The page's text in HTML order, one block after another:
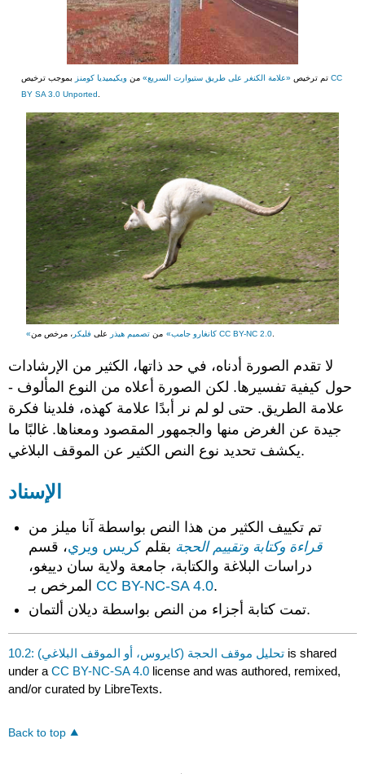
تم ترخيص «علامة الكنغر على طريق ستيوارت السريع» من ويكيميديا كومنز بموجب ترخيص CC
BY SA 3.0 Unported
«كانغارو جامب» من تصميم هيذر على فليكر CC BY-NC 2.0
لا تقدم الصورة أدناه، في حد ذاتها، الكثير من الإرشادات
حول كيفية تفسيرها. لكن الصورة أعلاه من النوع المألوف -
علامة الطريق. حتى لو لم نر أبدًا علامة كهذه، فلدينا فكرة
جيدة عن الغرض منها والجمهور المقصود ومعناها. غالبًا ما
يكشف تحديد نوع النص الكثير عن الموقف البلاغي.
الإسناد
تم تكييف الكثير من هذا النص بواسطة آنا ميلز من
قراءة وكتابة وتقييم الحجة بقلم كريس ويري، قسم
دراسات البلاغة والكتابة، جامعة ولاية سان دييغو،
CC BY-NC-SA 4.0.
تمت كتابة أجزاء من النص بواسطة ديلان ألتمان.
10.2: تحليل موقف الحجة (كايروس، أو الموقف البلاغي) is shared
under aCC BY-NC-SA 4.0 license and was authored, remixed,
and/or curated by LibreTexts.
Back to top